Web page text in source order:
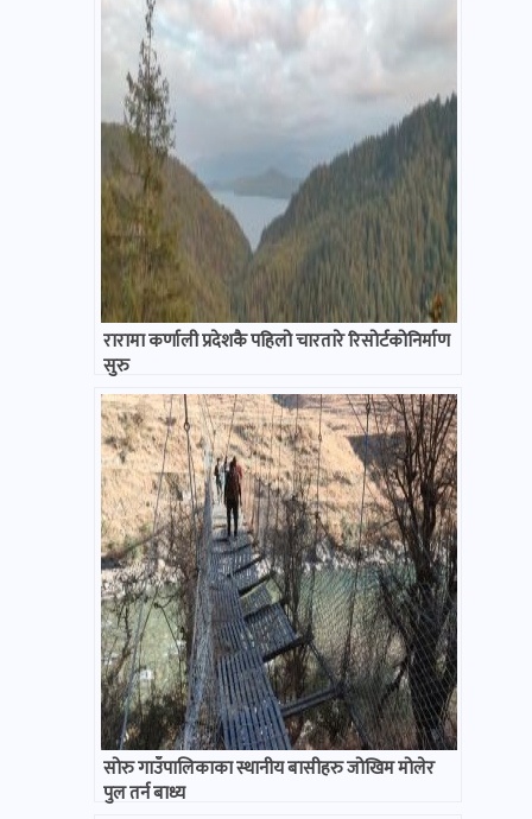
रारामा कर्णाली प्रदेशकै पहिलो चारतारे रिसोर्टकोनिर्माण
सुरु
सोरु गाउँपालिकाका स्थानीय बासीहरु जोखिम मोलेर
पुल तर्न बाध्य